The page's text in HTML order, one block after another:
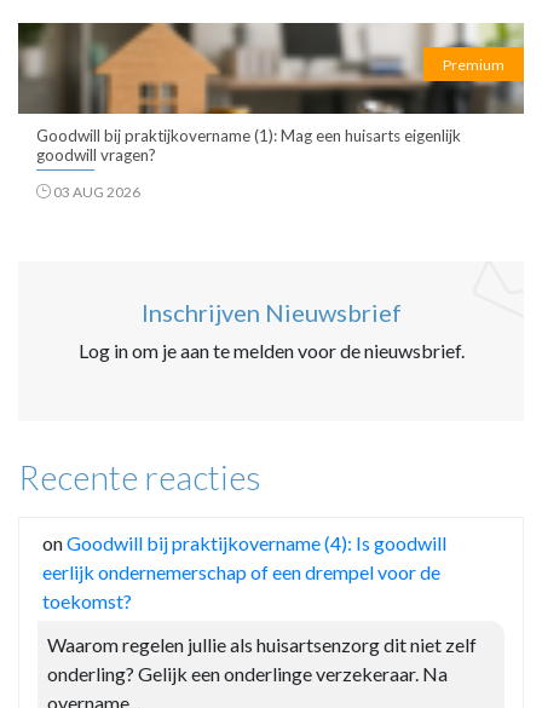
Premium
Goodwill bij praktijkovername (1): Mag een huisarts eigenlijk
goodwill vragen?
03 AUG 2026
Inschrijven Nieuwsbrief
Log in om je aan te melden voor de nieuwsbrief.
Recente reacties
onGoodwill bij praktijkovername (4): Is goodwill
eerlijk ondernemerschap of een drempel voor de
toekomst?
Waarom regelen jullie als huisartsenzorg dit niet zelf
onderling? Gelijk een onderlinge verzekeraar. Na
overname...